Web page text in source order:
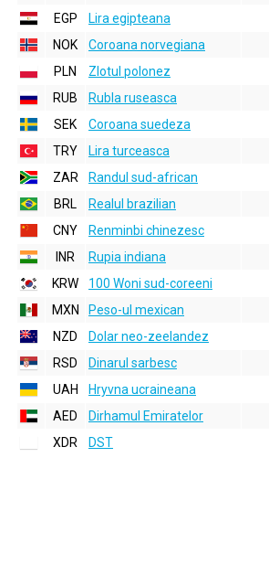
EGP
Lira egipteana
NOK
Coroana norvegiana
PLN
Zlotul polonez
RUB
Rubla ruseasca
SEK
Coroana suedeza
TRY
Lira turceasca
ZAR
Randul sud-african
BRL
Realul brazilian
CNY
Renminbi chinezesc
INR
Rupia indiana
KRW
100 Woni sud-coreeni
MXN
Peso-ul mexican
NZD
Dolar neo-zeelandez
RSD
Dinarul sarbesc
UAH
Hryvna ucraineana
AED
Dirhamul Emiratelor
XDR
DST